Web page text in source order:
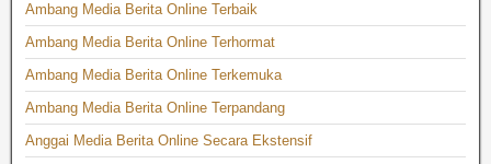
Ambang Media Berita Online Terbaik
Ambang Media Berita Online Terhormat
Ambang Media Berita Online Terkemuka
Ambang Media Berita Online Terpandang
Anggai Media Berita Online Secara Ekstensif